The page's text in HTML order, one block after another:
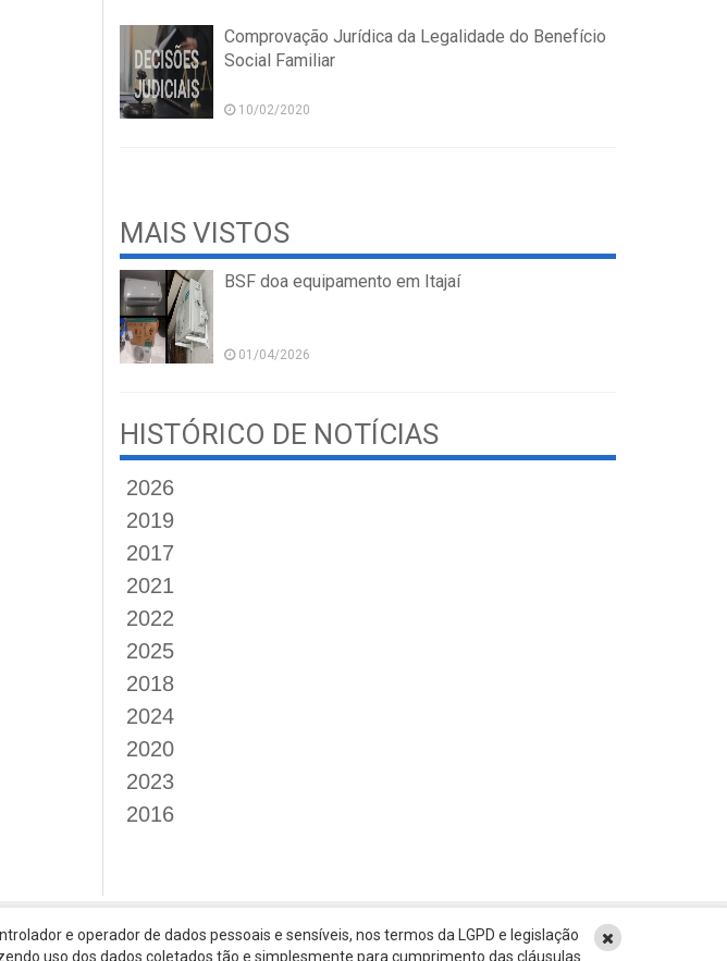
e operador de dados pessoais e sensíveis, nos termos da LGPD e legislação
uso dos dados coletados tão e simplesmente para cumprimento das cláusulas
Comprovação Jurídica da Legalidade do Benefício
Social Familiar
10/02/2020
MAIS VISTOS
BSF doa equipamento em Itajaí
01/04/2026
HISTÓRICO DE NOTÍCIAS
2026
2019
2017
2021
2022
2025
2018
2024
2020
2023
2016